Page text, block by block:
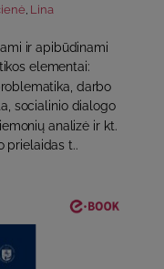
, Lina
ir apibūdinami
elementai:
darbo
socialinio dialogo
analizė ir kt.
prielaidas t..